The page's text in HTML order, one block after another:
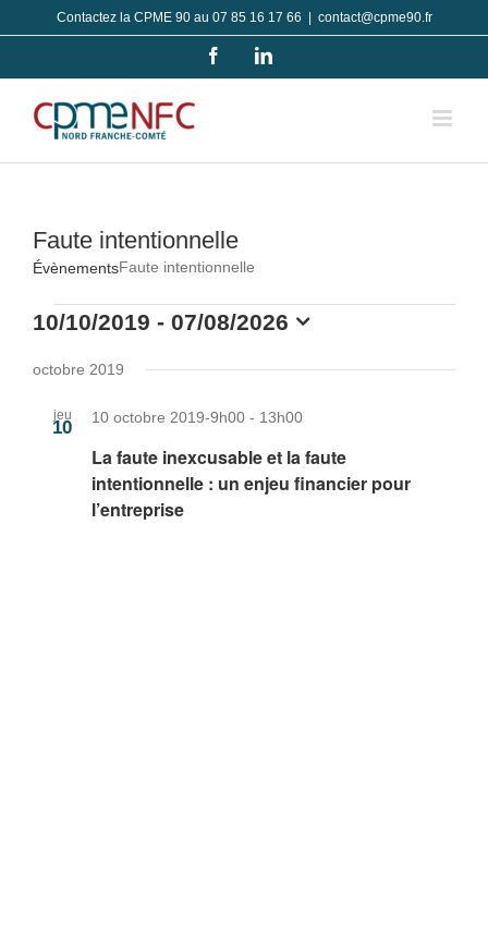
au
Contactez la CPME 90 au 07 85 16 17 66 contact@cpme90.fr
FacebookLinkedIn
Faute intentionnelle
ÉvènementsFaute intentionnelle
Évènements
10/10/2019 - 07/08/2026
une
octobre 2019
jeu
10
La faute inexcusable et la faute
intentionnelle : un enjeu financier pour
l’entreprise
10 octobre 2019-9h00 - 13h00